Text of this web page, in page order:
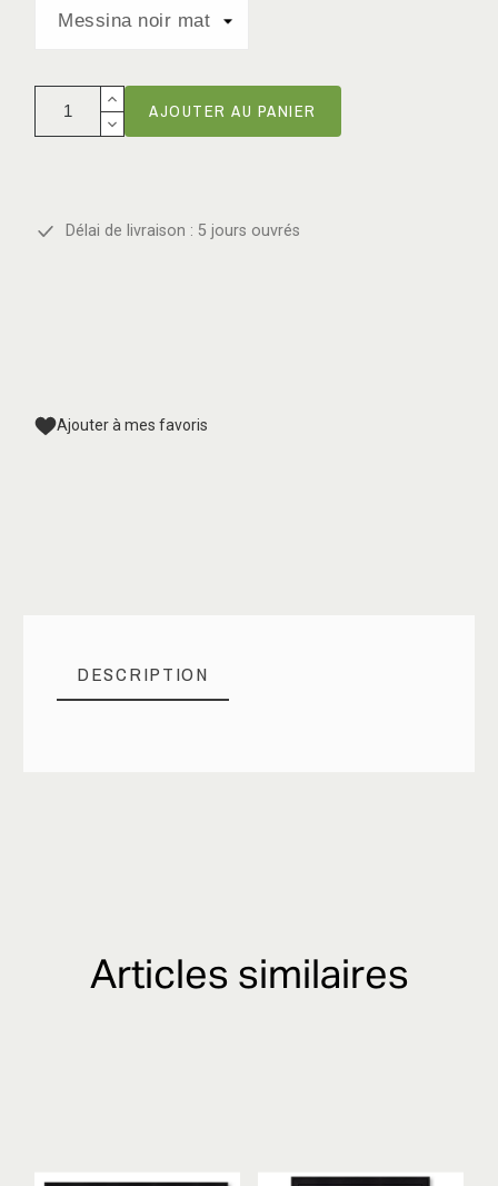
AJOUTER AU PANIER
Délai de livraison : 5 jours ouvrés
Ajouter à mes favoris
DESCRIPTION
Articles similaires